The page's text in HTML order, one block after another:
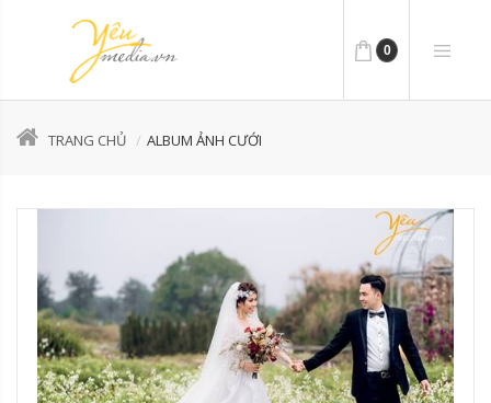
0
TRANG CHỦ ALBUM ẢNH CƯỚI